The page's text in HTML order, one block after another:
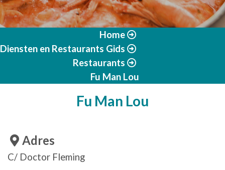
Home
Diensten en Restaurants Gids
Restaurants
Fu Man Lou
Fu Man Lou
Adres
C/ Doctor Fleming